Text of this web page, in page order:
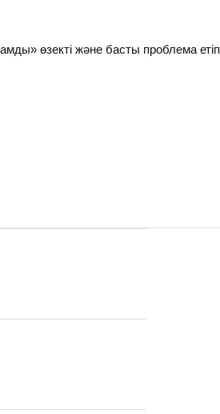
өзекті және басты проблема етіп